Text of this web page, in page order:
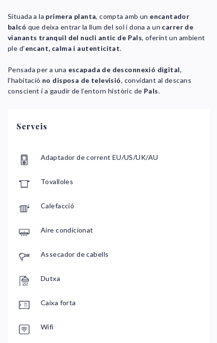
Situada a la primera planta, compta amb un encantador
balcó que deixa entrar la llum del sol i dona a un carrer de
vianants tranquil del nucli antic de Pals, oferint un ambient
ple d’encant, calma i autenticitat.
Pensada per a una escapada de desconnexió digital,
l’habitació no disposa de televisió, convidant al descans
conscient i a gaudir de l’entorn històric de Pals.
Serveis
Adaptador de corrent EU/US/UK/AU
Tovalloles
Calefacció
Aire condicionat
Assecador de cabells
Dutxa
Caixa forta
Wifi